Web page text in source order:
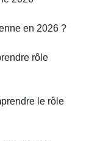
en 2026 ?
le rôle